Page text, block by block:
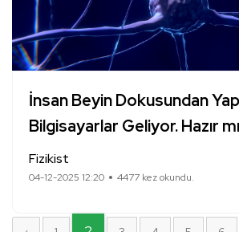
İnsan Beyin Dokusundan
Bilgisayarlar Geliyor. Hazır
Fizikist
04-12-2025 12:20 4477 kez okundu.